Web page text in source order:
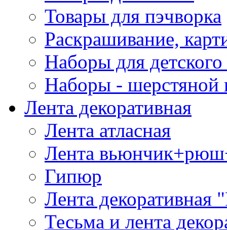
Товары для пэчворка
Раскрашивание,
Наборы для
Наборы - шерстяной
Лента декоративная
Лента атласная
Лента
Гипюр
Лента декоративная
Тесьма и лента